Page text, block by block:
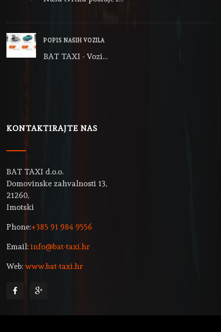
POPIS NAŠIH VOZILA
BAT TAXI - Vozi…
KONTAKTIRAJTE NAS
BAT TAXI d.o.o.
Domovinske zahvalnosti 13,
21260,
Imotski
Phone:+385 91 984 9556
Email:info@bat-taxi.hr
Web:www.bat-taxi.hr